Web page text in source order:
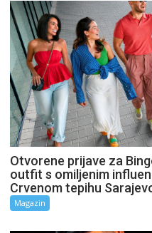
Otvorene prijave za
outfit s omiljenim
Crvenom tepihu
Magazin